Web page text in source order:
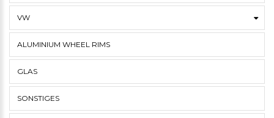
VW
ALUMINIUM WHEEL RIMS
GLAS
SONSTIGES